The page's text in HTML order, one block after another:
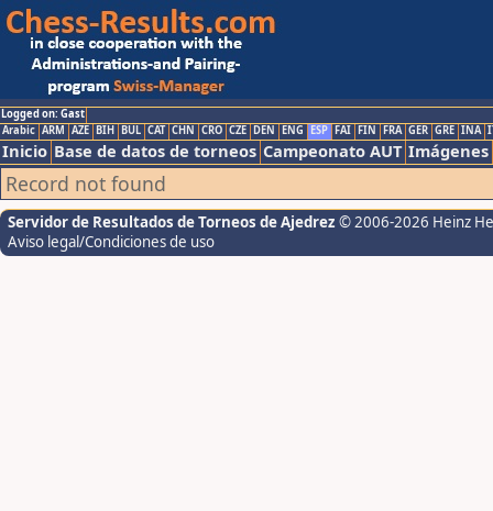
Logged on: Gast
Arabic ARM AZE BIH BUL CAT CHN CRO CZE DEN ENG ESP FAI FIN FRA GER GRE INA
Inicio Base de datos de torneos Campeonato AUT Imágenes
Record not found
Servidor de Resultados de Torneos de Ajedrez © 2006-2026 Heinz
Aviso legal/Condiciones de uso